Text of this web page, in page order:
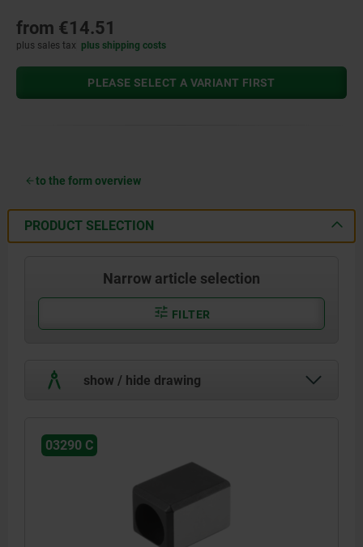
from €14.51
plus sales tax plus shipping costs
PLEASE SELECT A VARIANT FIRST
to the form overview
PRODUCT SELECTION
Narrow article selection
FILTER
show / hide drawing
03290 C